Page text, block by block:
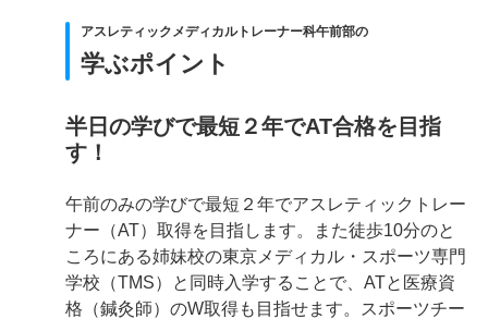
アスレティックメディカルトレーナー科午前部の
学ぶポイント
半日の学びで最短２年でAT合格を目指
す！
午前のみの学びで最短２年でアスレティックトレー
ナー（AT）取得を目指します。また徒歩10分のと
ころにある姉妹校の東京メディカル・スポーツ専門
学校（TMS）と同時入学することで、ATと医療資
格（鍼灸師）のW取得も目指せます。スポーツチー